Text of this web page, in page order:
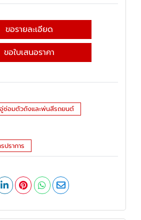
ขอรายละเอียด
ขอใบเสนอราคา
อู่ซ่อมตัวถังและพ่นสีรถยนต์
ราการ